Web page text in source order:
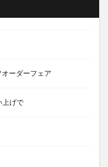
ーダーフェア
上げで